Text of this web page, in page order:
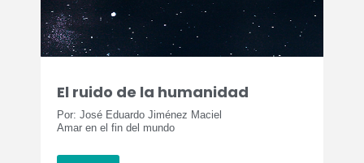
El ruido de la humanidad
Por: José Eduardo Jiménez Maciel
Amar en el fin del mundo